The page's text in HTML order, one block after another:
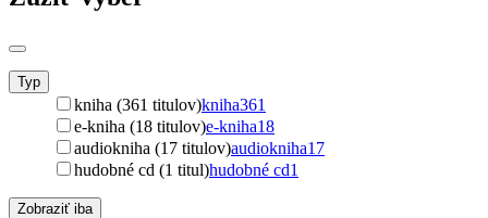
Typ
kniha (361 titulov)kniha361
e-kniha (18 titulov)e-kniha18
audiokniha (17 titulov)audiokniha17
hudobné cd (1 titul)hudobné cd1
Zobraziť iba